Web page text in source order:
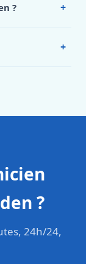
? +
+
?
24h/24,